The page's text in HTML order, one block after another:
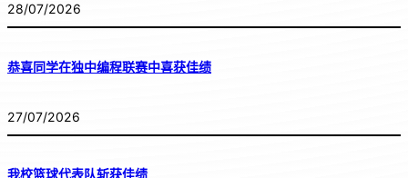
28/07/2026
恭喜同学在独中编程联赛中喜获佳绩
27/07/2026
我校篮球代表队斩获佳绩